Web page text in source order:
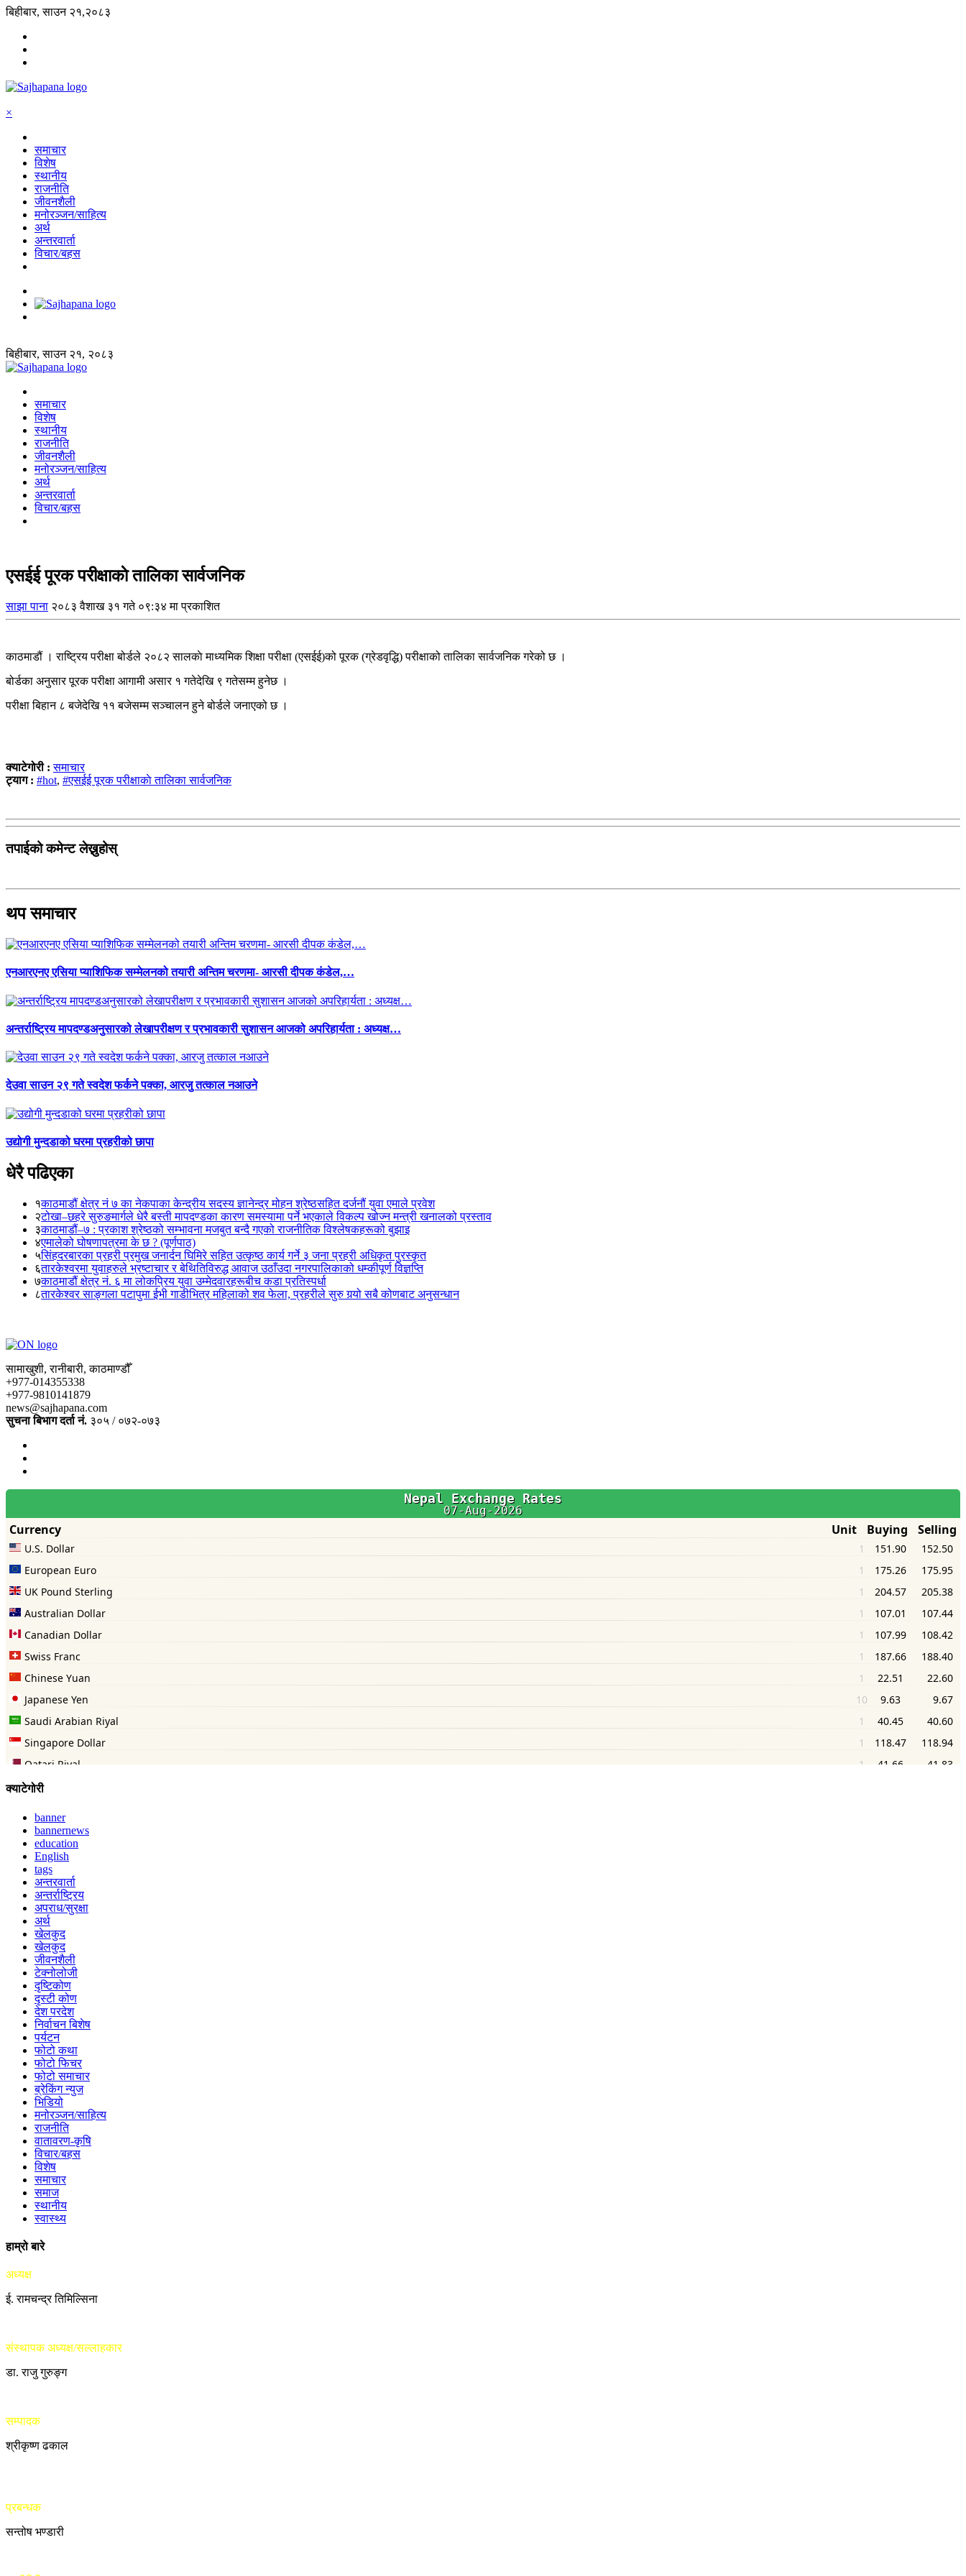
बिहीबार, साउन २१,२०८३
×
समाचार
विशेष
स्थानीय
राजनीति
जीवनशैली
मनोरञ्जन/साहित्य
अर्थ
अन्तरवार्ता
विचार/बहस
बिहीबार, साउन २१, २०८३
समाचार
विशेष
स्थानीय
राजनीति
जीवनशैली
मनोरञ्जन/साहित्य
अर्थ
अन्तरवार्ता
विचार/बहस
एसईई पूरक परीक्षाकाे तालिका सार्वजनिक
साझा पाना २०८३ वैशाख ३१ गते ०९:३४ मा प्रकाशित
काठमाडौं । राष्ट्रिय परीक्षा बोर्डले २०८२ सालकाे माध्यमिक शिक्षा परीक्षा (एसईई)को पूरक (ग्रेडवृद्धि) परीक्षाको तालिका सार्वजनिक गरेको छ ।
बोर्डका अनुसार पूरक परीक्षा आगामी असार १ गतेदेखि ९ गतेसम्म हुनेछ ।
परीक्षा बिहान ८ बजेदेखि ११ बजेसम्म सञ्चालन हुने बोर्डले जनाएको छ ।
क्याटेगोरी :समाचार
ट्याग : #hot, #एसईई पूरक परीक्षाकाे तालिका सार्वजनिक
तपाईको कमेन्ट लेख्नुहोस्
थप समाचार
एनआरएनए एसिया प्याशिफिक सम्मेलनको तयारी अन्तिम चरणमा- आरसी दीपक कंडेल,…
अन्तर्राष्ट्रिय मापदण्डअनुसारको लेखापरीक्षण र प्रभावकारी सुशासन आजको अपरिहार्यता : अध्यक्ष…
देउवा साउन २९ गते स्वदेश फर्कने पक्का, आरजु तत्काल नआउने
उद्योगी मुन्दडाको घरमा प्रहरीको छापा
धेरै पढिएका
१काठमाडौं क्षेत्र नं ७ का नेकपाका केन्द्रीय सदस्य ज्ञानेन्द्र मोहन श्रेष्ठसहित दर्जनौं युवा एमाले प्रवेश
२टोखा–छहरे सुरुङमार्गले धेरै बस्ती मापदण्डका कारण समस्यामा पर्ने भएकाले विकल्प खोज्न मन्त्री खनालको प्रस्ताव
३काठमाडौं–७ : प्रकाश श्रेष्ठको सम्भावना मजबुत बन्दै गएको राजनीतिक विश्लेषकहरूको बुझाइ
४एमालेको घोषणापत्रमा के छ ? (पूर्णपाठ)
५सिंहदरबारका प्रहरी प्रमुख जनार्दन घिमिरे सहित उत्कृष्ठ कार्य गर्ने ३ जना प्रहरी अधिकृत पुरस्कृत
६तारकेश्वरमा युवाहरुले भ्रष्टाचार र बेथितिविरुद्ध आवाज उठाँउदा नगरपालिकाको धम्कीपूर्ण विज्ञप्ति
७काठमाडौं क्षेत्र नं. ६ मा लोकप्रिय युवा उम्मेदवारहरूबीच कडा प्रतिस्पर्धा
८तारकेश्वर साङ्गला पटापुमा ईभी गाडीभित्र महिलाको शव फेला, प्रहरीले सुरु गर्‍यो सबै कोणबाट अनुसन्धान
सामाखुशी, रानीबारी, काठमाण्डौँ
+977-014355338
+977-9810141879
news@sajhapana.com
सुचना बिभाग दर्ता नं. ३०५ / ०७२-०७३
क्याटेगोरी
banner
bannernews
education
English
tags
अन्तरवार्ता
अन्तर्राष्ट्रिय
अपराध/सुरक्षा
अर्थ
खेलकुद
खेलकुद
जीवनशैली
टेक्नोलोजी
दृष्टिकोण
दृस्टी कोण
देश परदेश
निर्वाचन बिशेष
पर्यटन
फोटो कथा
फोटो फिचर
फोटो समाचार
ब्रेकिंग न्युज
भिडियो
मनोरञ्जन/साहित्य
राजनीति
वातावरण-कृषि
विचार/बहस
विशेष
समाचार
समाज
स्थानीय
स्वास्थ्य
हाम्रो बारे
अध्यक्ष
ई. रामचन्द्र तिमिल्सिना
संस्थापक अध्यक्ष/सल्लाहकार
डा. राजु गुरुङ्ग
सम्पादक
श्रीकृष्ण ढकाल
प्रबन्धक
सन्तोष भण्डारी